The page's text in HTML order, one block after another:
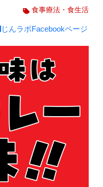
食事療法・食生活
じんラボFacebookページ